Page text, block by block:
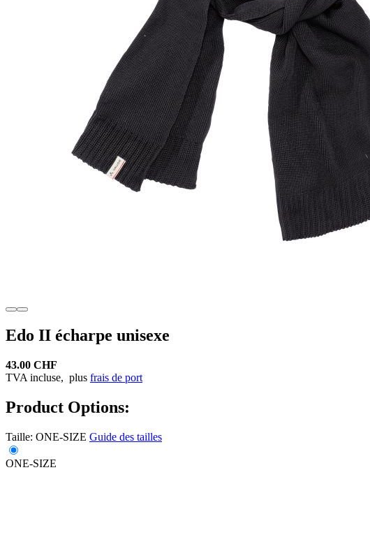
Edo II écharpe unisexe
43.00 CHF
TVA incluse, plus frais de port
Product Options:
Taille: ONE-SIZE Guide des tailles
ONE-SIZE